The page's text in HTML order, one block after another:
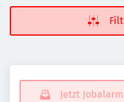
Jetzt